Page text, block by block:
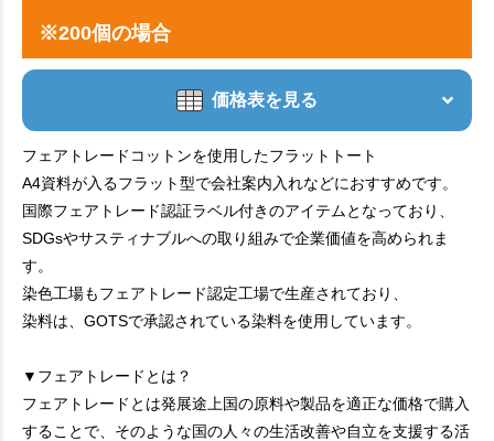
※200個の場合
価格表を見る
フェアトレードコットンを使用したフラットトート
A4資料が入るフラット型で会社案内入れなどにおすすめです。
国際フェアトレード認証ラベル付きのアイテムとなっており、
SDGsやサスティナブルへの取り組みで企業価値を高められま
す。
染色工場もフェアトレード認定工場で生産されており、
染料は、GOTSで承認されている染料を使用しています。
▼フェアトレードとは？
フェアトレードとは発展途上国の原料や製品を適正な価格で購入
することで、そのような国の人々の生活改善や自立を支援する活